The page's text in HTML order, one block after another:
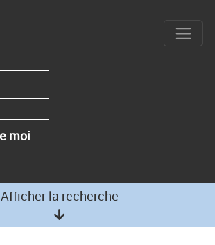
moi
Afficher la recherche